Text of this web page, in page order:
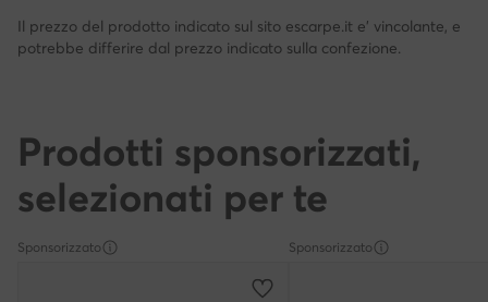
Il prezzo del prodotto indicato sul sito escarpe.it e' vincolante, e
potrebbe differire dal prezzo indicato sulla confezione.
Prodotti sponsorizzati,
selezionati per te
Sponsorizzato Sponsorizzato